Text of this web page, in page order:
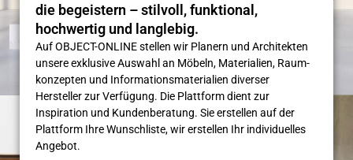
die begeistern – stilvoll, funktional,
hochwertig und langlebig.
Auf OBJECT-ONLINE stellen wir Planern und Architekten
unsere exklusive Auswahl an Möbeln, Materialien, Raum­
konzepten und Informations­materialien diverser
Hersteller zur Verfügung. Die Plattform dient zur
Inspiration und Kunden­beratung. Sie erstellen auf der
Plattform Ihre Wunsch­liste, wir erstellen Ihr individuelles
Angebot.